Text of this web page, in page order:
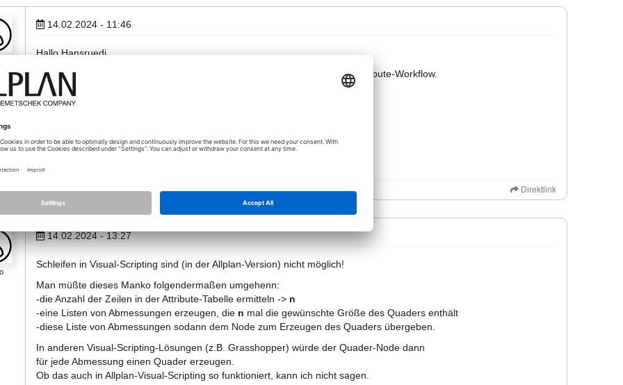
14.02.2024 - 11:46
Hallo Hansruedi,
zur Handhabung in VS kann ich leider nichts sagen, aber es gibt das PP Attribute-Workflow.
Damit kann ein ähnlicher workflow abgearbeitet werden.
https://www.allplan.com/de/pythonparts
VG
Direktlink
14.02.2024 - 13:27
Schleifen in Visual-Scripting sind (in der Allplan-Version) nicht möglich!
Man müßte dieses Manko folgendermaßen umgehenn:
-die Anzahl der Zeilen in der Attribute-Tabelle ermitteln -> n
-eine Listen von Abmessungen erzeugen, die n mal die gewünschte Größe des Quaders enthält
-diese Liste von Abmessungen sodann dem Node zum Erzeugen des Quaders übergeben.
In anderen Visual-Scripting-Lösungen (z.B. Grasshopper) würde der Quader-Node dann
für jede Abmessung einen Quader erzeugen.
Ob das auch in Allplan-Visual-Scripting so funktioniert, kann ich nicht sagen.